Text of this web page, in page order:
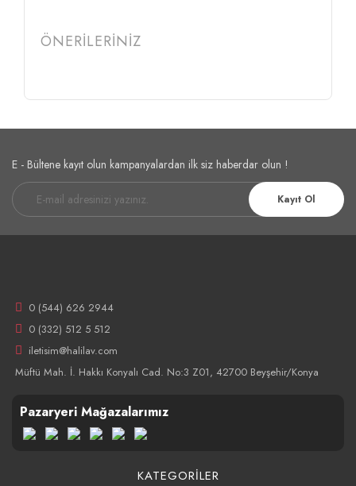
ÖNERİLERİNİZ
E - Bültene kayıt olun kampanyalardan ilk siz haberdar olun !
Kayıt Ol
0 (544) 626 2944
0 (332) 512 5 512
iletisim@halilav.com
Müftü Mah. İ. Hakkı Konyalı Cad. No:3 Z01, 42700 Beyşehir/Konya
Pazaryeri Mağazalarımız
KATEGORİLER